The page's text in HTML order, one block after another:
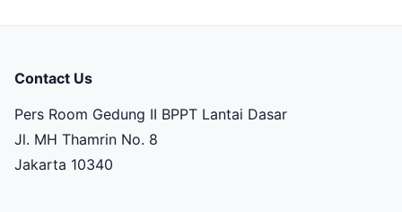
Contact Us
Pers Room Gedung II BPPT Lantai Dasar
Jl. MH Thamrin No. 8
Jakarta 10340